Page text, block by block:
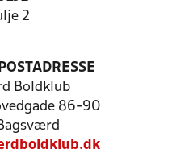
2
Boldklub
86-90